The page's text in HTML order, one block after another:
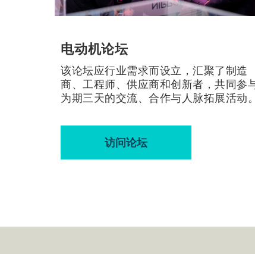
电动机论坛
该论坛应行业需求而设立，汇聚了制造
商、工程师、供应商和创新者，共同参与
为期三天的交流、合作与人脉拓展活动。
访问论坛